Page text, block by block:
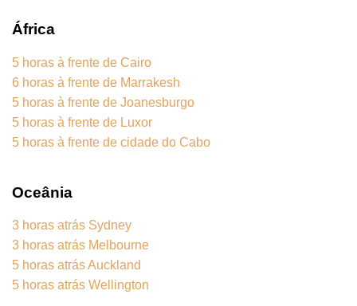
África
5 horas à frente de Cairo
6 horas à frente de Marrakesh
5 horas à frente de Joanesburgo
5 horas à frente de Luxor
5 horas à frente de cidade do Cabo
Oceânia
3 horas atrás Sydney
3 horas atrás Melbourne
5 horas atrás Auckland
5 horas atrás Wellington